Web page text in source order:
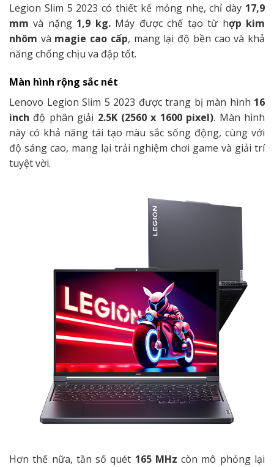
Legion Slim 5 2023 có thiết kế mỏng nhẹ, chỉ dày 17,9
mm và nặng 1,9 kg.Máy được chế tạo từ hợp kim
nhôm và magie cao cấp, mang lại độ bền cao và khả
năng chống chịu va đập tốt.
Màn hình rộng sắc nét
Lenovo Legion Slim 5 2023 được trang bị màn hình 16
inch độ phân giải 2.5K (2560 x 1600 pixel). Màn hình
này có khả năng tái tạo màu sắc sống động, cùng với
độ sáng cao, mang lại trải nghiệm chơi game và giải trí
tuyệt vời.
Hơn thế nữa, tần số quét 165 MHz còn mô phỏng lại